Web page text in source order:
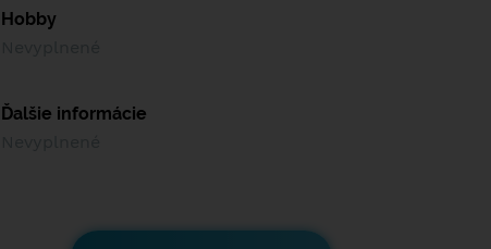
Hobby
Ďalšie informácie